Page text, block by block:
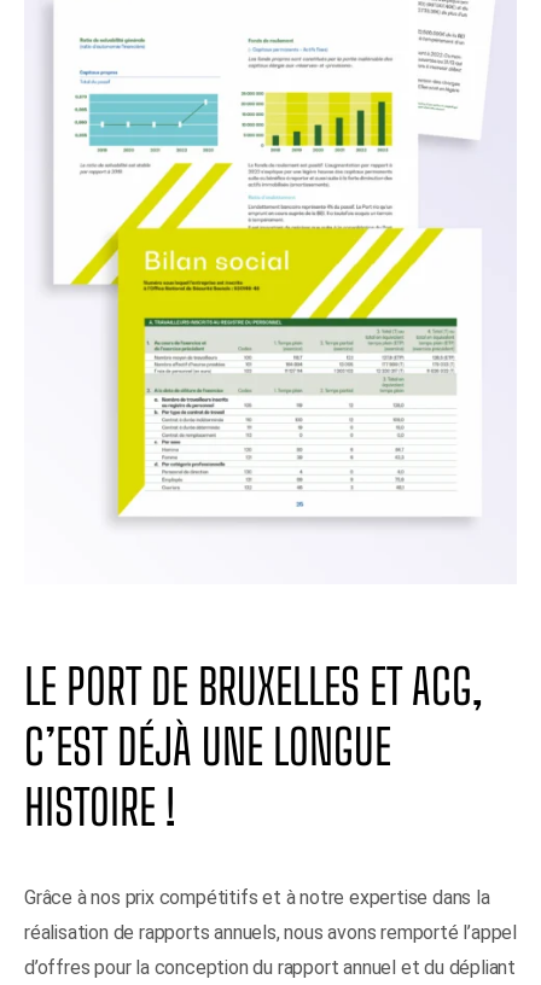
LE PORT DE BRUXELLES ET ACG,
C’EST DÉJÀ UNE LONGUE
HISTOIRE !
Grâce à nos prix compétitifs et à notre expertise dans la
réalisation de rapports annuels, nous avons remporté l’appel
d’offres pour la conception du rapport annuel et du dépliant